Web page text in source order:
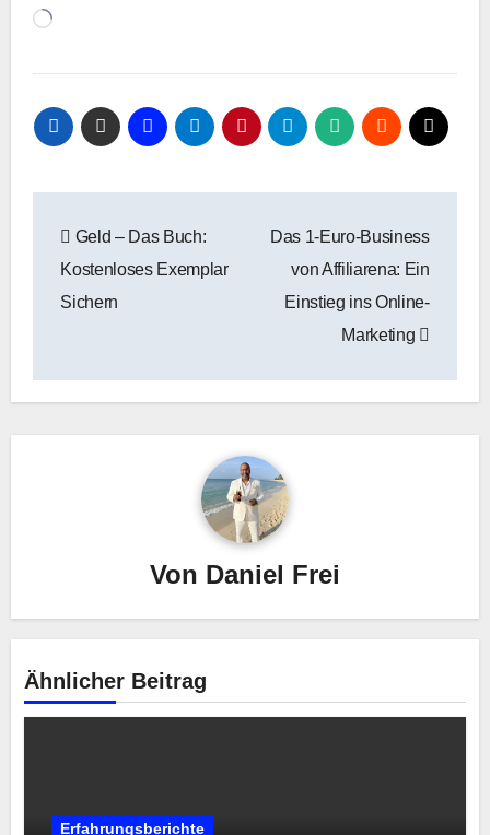
Wird
Geld – Das Buch:
Kostenloses Exemplar
Sichern
Das 1-Euro-Business
von Affiliarena: Ein
Einstieg ins Online-
Marketing
Von Daniel Frei
Ähnlicher Beitrag
Erfahrungsberichte